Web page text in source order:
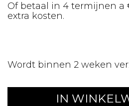
Of betaal in 4 termijnen a
extra kosten.
Wordt binnen 2 weken
IN